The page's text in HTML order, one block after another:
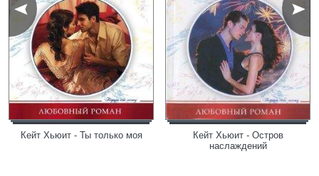
Кейт Хьюит - Ты только моя
Кейт Хьюит - Остров
наслаждений